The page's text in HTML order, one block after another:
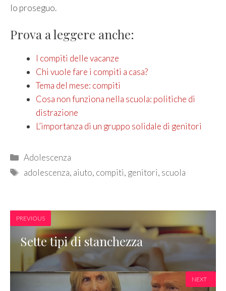
Io proseguo.
Prova a leggere anche:
I compiti delle vacanze
Chi vuole fare i compiti a casa?
Tema del mese: compiti
Cosa non funziona nella scuola: politiche di
distrazione
L’importanza di un gruppo solidale di genitori
Categories
Adolescenza
Tags
adolescenza, aiuto, compiti, genitori, scuola
PREVIOUS
Sette tipi di stanchezza
NEXT